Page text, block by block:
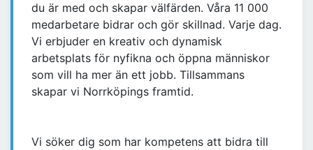
du är med och skapar välfärden. Våra 11 000
medarbetare bidrar och gör skillnad. Varje dag.
Vi erbjuder en kreativ och dynamisk
arbetsplats för nyfikna och öppna människor
som vill ha mer än ett jobb. Tillsammans
skapar vi Norrköpings framtid.
Vi söker dig som har kompetens att bidra till